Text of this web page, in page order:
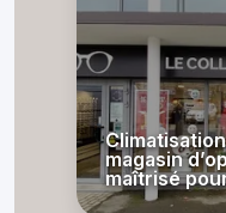
magasin
maîtrisé